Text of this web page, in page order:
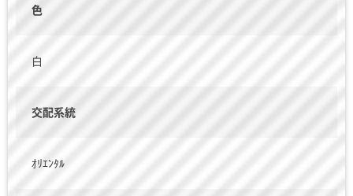
色
白
交配系統
ｵﾘｴﾝﾀﾙ